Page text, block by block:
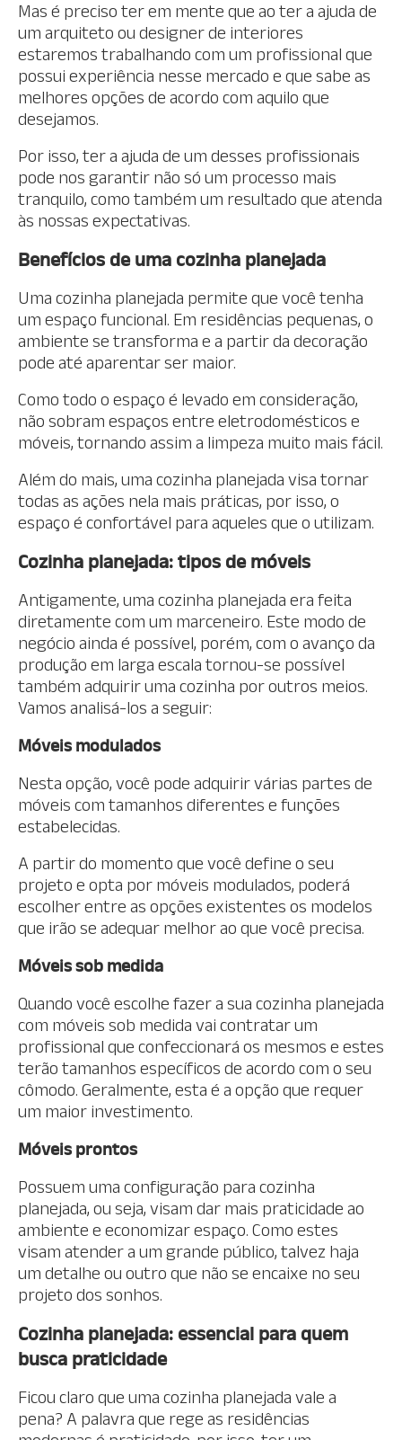
Mas é preciso ter em mente que ao ter a ajuda de
um arquiteto ou designer de interiores
estaremos trabalhando com um profissional que
possui experiência nesse mercado e que sabe as
melhores opções de acordo com aquilo que
desejamos.
Por isso, ter a ajuda de um desses profissionais
pode nos garantir não só um processo mais
tranquilo, como também um resultado que atenda
às nossas expectativas.
Benefícios de uma cozinha planejada
Uma cozinha planejada permite que você tenha
um espaço funcional. Em residências pequenas, o
ambiente se transforma e a partir da decoração
pode até aparentar ser maior.
Como todo o espaço é levado em consideração,
não sobram espaços entre eletrodomésticos e
móveis, tornando assim a limpeza muito mais fácil.
Além do mais, uma cozinha planejada visa tornar
todas as ações nela mais práticas, por isso, o
espaço é confortável para aqueles que o utilizam.
Cozinha planejada: tipos de móveis
Antigamente, uma cozinha planejada era feita
diretamente com um marceneiro. Este modo de
negócio ainda é possível, porém, com o avanço da
produção em larga escala tornou-se possível
também adquirir uma cozinha por outros meios.
Vamos analisá-los a seguir:
Móveis modulados
Nesta opção, você pode adquirir várias partes de
móveis com tamanhos diferentes e funções
estabelecidas.
A partir do momento que você define o seu
projeto e opta por móveis modulados, poderá
escolher entre as opções existentes os modelos
que irão se adequar melhor ao que você precisa.
Móveis sob medida
Quando você escolhe fazer a sua cozinha planejada
com móveis sob medida vai contratar um
profissional que confeccionará os mesmos e estes
terão tamanhos específicos de acordo com o seu
cômodo. Geralmente, esta é a opção que requer
um maior investimento.
Móveis prontos
Possuem uma configuração para cozinha
planejada, ou seja, visam dar mais praticidade ao
ambiente e economizar espaço. Como estes
visam atender a um grande público, talvez haja
um detalhe ou outro que não se encaixe no seu
projeto dos sonhos.
Cozinha planejada: essencial para quem
busca praticidade
Ficou claro que uma cozinha planejada vale a
pena? A palavra que rege as residências